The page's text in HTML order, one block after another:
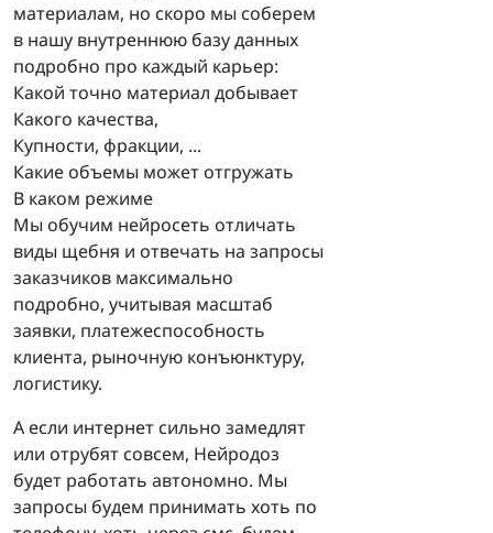
материалам, но скоро мы соберем
в нашу внутреннюю базу данных
подробно про каждый карьер:
Какой точно материал добывает
Какого качества,
Купности, фракции, ...
Какие объемы может отгружать
В каком режиме
Мы обучим нейросеть отличать
виды щебня и отвечать на запросы
заказчиков максимально
подробно, учитывая масштаб
заявки, платежеспособность
клиента, рыночную конъюнктуру,
логистику.
А если интернет сильно замедлят
или отрубят совсем, Нейродоз
будет работать автономно. Мы
запросы будем принимать хоть по